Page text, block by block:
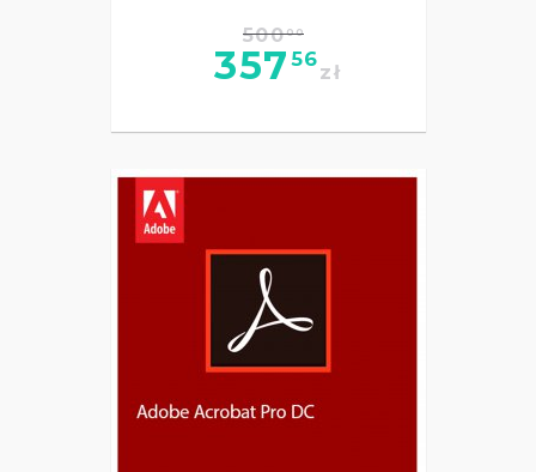
50000
357 56
zł